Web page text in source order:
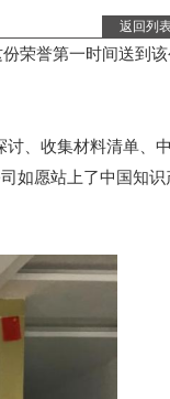
返回列
荣誉第一时间送到该
、收集材料清单、
如愿站上了中国知识